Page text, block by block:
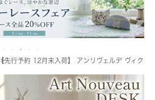
【先行予約 12月末入荷】 アンリヴェルデ ヴィク